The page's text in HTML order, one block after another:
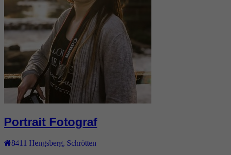
Portrait Fotograf
8411 Hengsberg Schrötten